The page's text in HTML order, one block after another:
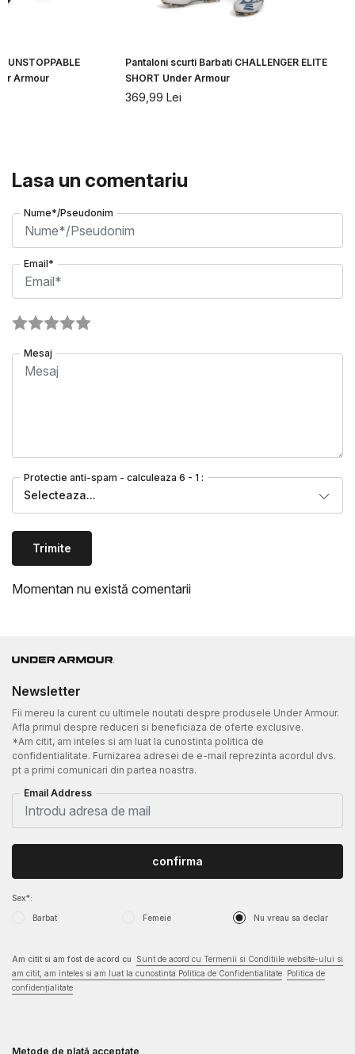
UNSTOPPABLE
Armour
Pantaloni scurti Barbati CHALLENGER ELITE
SHORT Under Armour
369,99 Lei
Lasa un comentariu
Nume*/Pseudonim
Email*
Mesaj
Protectie anti-spam - calculeaza 6 - 1 :
Selecteaza...
Trimite
Momentan nu există comentarii
Newsletter
Fii mereu la curent cu ultimele noutati despre produsele Under Armour.
Afla primul despre reduceri si beneficiaza de oferte exclusive.
*Am citit, am inteles si am luat la cunostinta politica de
confidentialitate. Furnizarea adresei de e-mail reprezinta acordul dvs.
pt a primi comunicari din partea noastra.
Email Address
Sex*:
Barbat Femeie Nu vreau sa declar
confirma
Am citit si am fost de acord cu
Sunt de acord cu Termenii si Conditiile website-ului si
am citit, am inteles si am luat la cunostinta Politica de Confidentialitate
Politica de
confidențialitate
Metode de plată acceptate